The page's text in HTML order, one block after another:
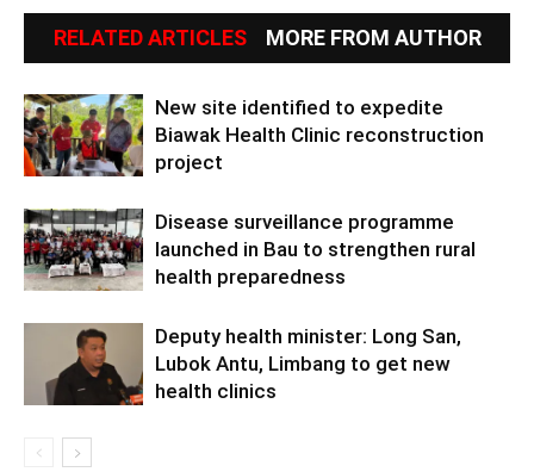
RELATED ARTICLES MORE FROM AUTHOR
New site identified to expedite
Biawak Health Clinic reconstruction
project
Disease surveillance programme
launched in Bau to strengthen rural
health preparedness
Deputy health minister: Long San,
Lubok Antu, Limbang to get new
health clinics